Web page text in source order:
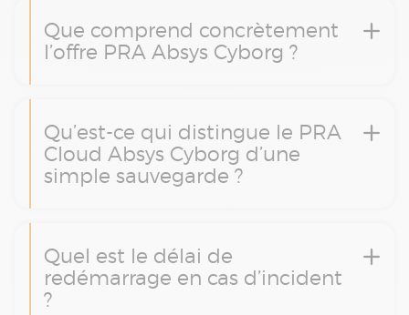
Que comprend concrètement
l’offre PRA Absys Cyborg ?
Qu’est-ce qui distingue le PRA
Cloud Absys Cyborg d’une
simple sauvegarde ?
Quel est le délai de
redémarrage en cas d’incident
?